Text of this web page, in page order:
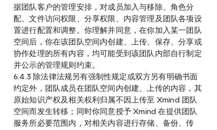
据团队客户的管理安排，对成员加入与移除、角色分
配、文件访问权限、分享权限、 内容管理及团队各项设
置进行配置和调整。你理解并同意，在你加入某一团队
空间后，你在该团队空间内创建、上传、保存、分享或
协作处理的所有内容，均可能受到该团队内部自行制定
并公示的管理规则约束。
6.4.3 除法律法规另有强制性规定或双方另有明确书面
约定外，团队成员在团队空间内创建、上传的内容，其
原始知识产权及相关权利归属不因上传至 Xmind 团队
空间而发生转移；同时你同意授予 Xmind 在提供团队
服务所必要范围内，对相关内容进行存储、备份、传